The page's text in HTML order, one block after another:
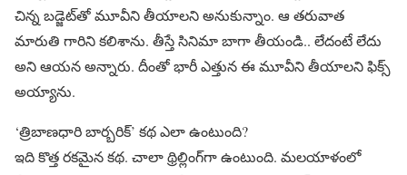
చిన్న బడ్జెట్‌తో మూవీని తీయాలని అనుకున్నాం. ఆ తరువాత
మారుతి గారిని కలిశాను. తీస్తే సినిమా బాగా తీయండి.. లేదంటే లేదు
అని ఆయన అన్నారు. దీంతో భారీ ఎత్తున ఈ మూవీని తీయాలని ఫిక్స్
అయ్యాను.
‘త్రిబాణధారి బార్బరిక్’ కథ ఎలా ఉంటుంది?
ఇది కొత్త రకమైన కథ. చాలా థ్రిల్లింగ్‌గా ఉంటుంది. మలయాళంలో